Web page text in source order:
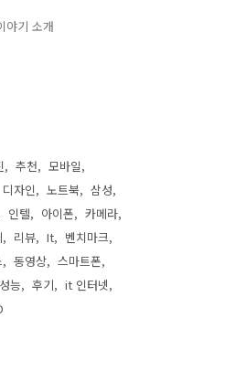
야기 소개
추천
모바일
디자인 노트북
삼성
인텔 아이폰
카메라
리뷰 It
벤치마크
동영상
스마트폰
성능 후기
it 인터넷